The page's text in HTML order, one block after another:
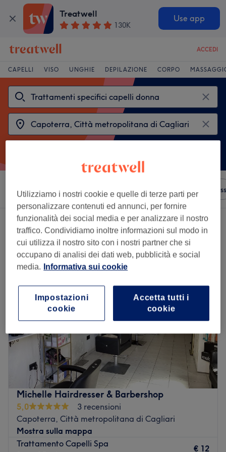
Treatwell
130K
Use app
ACCEDI
CAPELLI VISO UNGHIE DEPILAZIONE CORPO
Ordina per Qualsiasi prezzo Saloni Offerte Express
2 saloni che offrono:
trattamenti specifici capelli donna a Capoterra, Città metropolitana
Michelle Hairdresser & Barbershop
5,0
3 recensioni
Capoterra, Città metropolitana di Cagliari
Mostra sulla mappa
Trattamento Capelli Spa
€ 12
Utilizziamo i nostri cookie e quelle di terze parti per
personalizzare contenuti ed annunci, per fornire
funzionalità dei social media e per analizzare il nostro
traffico. Condividiamo inoltre informazioni sul modo in
cui utilizza il nostro sito con i nostri partner che si
occupano di analisi dei dati web, pubblicità e social
media. Informativa sui cookie
Accetta tutti i
cookie
Impostazioni
cookie